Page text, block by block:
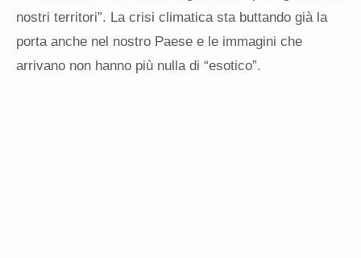
nostri territori”. La crisi climatica sta buttando già la
porta anche nel nostro Paese e le immagini che
arrivano non hanno più nulla di “esotico”.